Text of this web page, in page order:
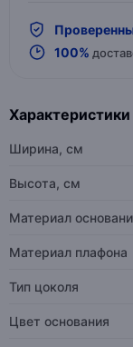
100%
Характеристики
Ширина, см
Высота, см
Материал
Материал плафона
Тип цоколя
Цвет основания